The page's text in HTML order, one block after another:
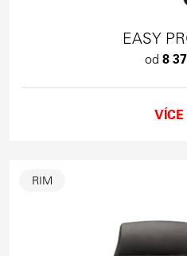
EASY
od 8
VÍCE
RIM